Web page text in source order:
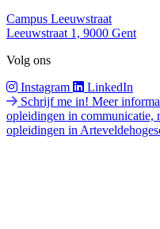
Campus Leeuwstraat
Leeuwstraat 1, 9000 Gent
Volg ons
Instagram
LinkedIn
Schrijf me in! Meer
opleidingen in communicatie,
opleidingen in